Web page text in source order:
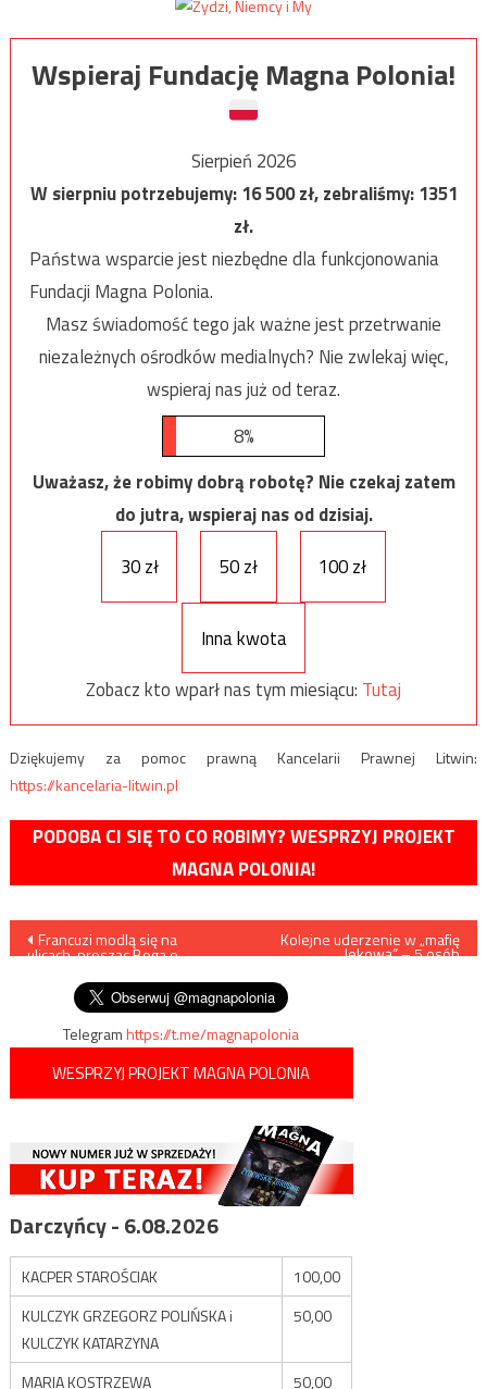
Wspieraj Fundację Magna Polonia!
Sierpień 2026
W sierpniu potrzebujemy:16 500zł, zebraliśmy:1351
zł.
Państwa wsparcie jest niezbędne dla funkcjonowania
Fundacji Magna Polonia.
Masz świadomość tego jak ważne jest przetrwanie
niezależnych ośrodków medialnych? Nie zwlekaj więc,
wspieraj nas już od teraz.
8%
Uważasz, że robimy dobrą robotę? Nie czekaj zatem
do jutra, wspieraj nas od dzisiaj.
30 zł
50 zł 100 zł
Inna kwota
Zobacz kto wparł nas tym miesiącu: Tutaj
Dziękujemy za pomoc prawną Kancelarii Prawnej Litwin:
https://kancelaria-litwin.pl
PODOBA CI SIĘ TO CO ROBIMY? WESPRZYJ PROJEKT
MAGNA POLONIA!
Nawigacja
wpisu
Francuzi modlą się na
ulicach, prosząc Boga o
Kolejne uderzenie w „mafię
lekową” – 5 osób
Telegramhttps://t.me/magnapolonia
WESPRZYJ PROJEKT MAGNA POLONIA
Darczyńcy - 6.08.2026
KACPER STAROŚCIAK
100,00
KULCZYK GRZEGORZ POLIŃSKA i
KULCZYK KATARZYNA
50,00
MARIA KOSTRZEWA 50,00